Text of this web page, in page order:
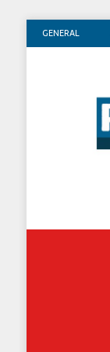
GENERAL